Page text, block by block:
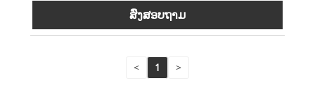
ສົ່ງສອບຖາມ
< 1 >